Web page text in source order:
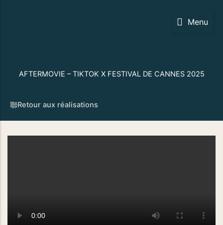
Menu
AFTERMOVIE – TIKTOK X FESTIVAL DE CANNES 2025
Retour aux réalisations